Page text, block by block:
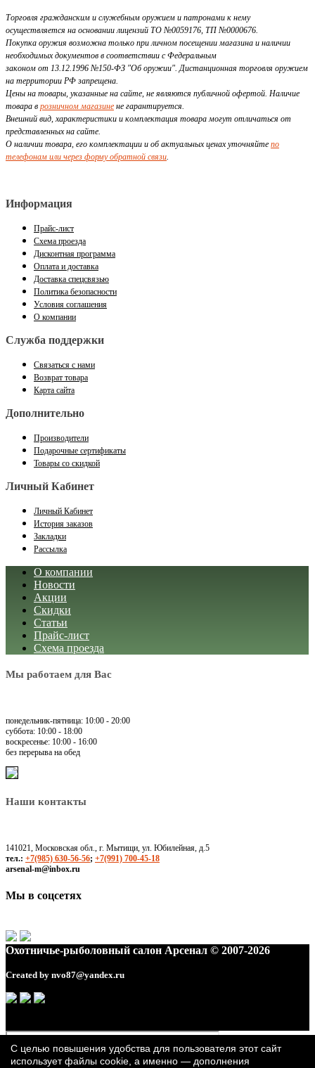
Торговля гражданским и служебным оружием и патронами к нему
осуществляется на основании лицензий ТО №0059176, ТП №0000676.
Покупка оружия возможна только при личном посещении магазина и наличии
необходимых документов в соответствии с Федеральным
законом от 13.12.1996 №150-ФЗ "Об оружии". Дистанционная торговля оружием
на территории РФ запрещена.
Цены на товары, указанные на сайте, не являются публичной офертой. Наличие
товара в розничном магазине не гарантируется.
Внешний вид, характеристики и комплектация товара могут отличаться от
представленных на сайте.
О наличии товара, его комплектации и об актуальных ценах уточняйте по
телефонам или через форму обратной связи.
Информация
Прайс-лист
Схема проезда
Дисконтная программа
Оплата и доставка
Доставка спецсвязью
Политика безопасности
Условия соглашения
О компании
Служба поддержки
Связаться с нами
Возврат товара
Карта сайта
Дополнительно
Производители
Подарочные сертификаты
Товары со скидкой
Личный Кабинет
Личный Кабинет
История заказов
Закладки
Рассылка
О компании
Новости
Акции
Скидки
Статьи
Прайс-лист
Схема проезда
Мы работаем для Вас
понедельник-пятница: 10:00 - 20:00
суббота: 10:00 - 18:00
воскресенье: 10:00 - 16:00
без перерыва на обед
Наши контакты
141021, Московская обл., г. Мытищи, ул. Юбилейная, д.5
тел.: +7(985) 630-56-56; +7(991) 700-45-18
arsenal-m@inbox.ru
Мы в соцсетях
Охотничье-рыболовный салон Арсенал © 2007-2026
Created by nvo87@yandex.ru
С целью повышения удобства для пользователя этот сайт
использует файлы cookie, а именно — дополнения